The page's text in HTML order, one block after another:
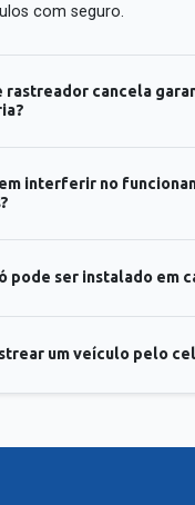
com seguro.
rastreador cancela
interferir no
pode ser instalado em
um veículo pelo